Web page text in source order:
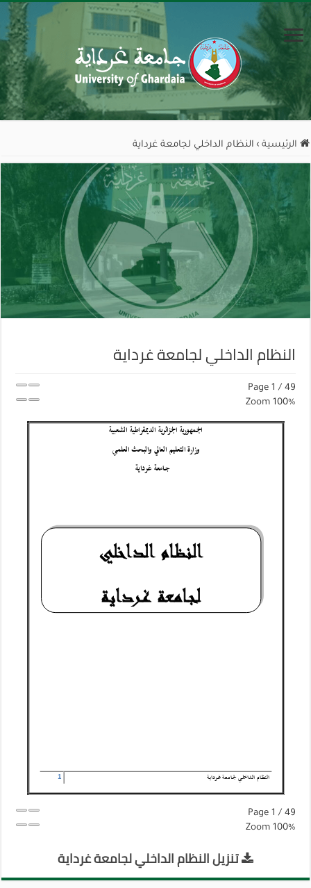
الرئيسية › النظام الداخلي لجامعة غرداية
النظام الداخلي لجامعة غرداية
Page 1 / 49
Zoom 100%
Page 1 / 49
Zoom 100%
تنزيل النظام الداخلي لجامعة غرداية